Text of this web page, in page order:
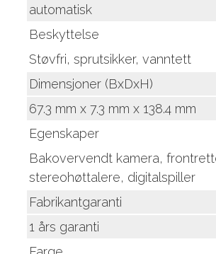
automatisk
Beskyttelse
Støvfri, sprutsikker, vanntett
Dimensjoner (BxDxH)
67.3 mm x 7.3 mm x 138.4 mm
Egenskaper
Bakovervendt kamera,
stereohøttalere, digitalspiller
Fabrikantgaranti
1 års garanti